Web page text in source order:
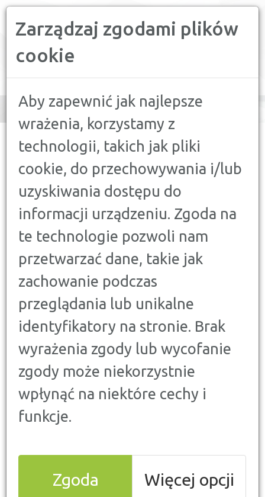
Zarządzaj zgodami plików
cookie
Aby zapewnić jak najlepsze
wrażenia, korzystamy z
technologii, takich jak pliki
cookie, do przechowywania i/lub
uzyskiwania dostępu do
informacji urządzeniu. Zgoda na
te technologie pozwoli nam
przetwarzać dane, takie jak
zachowanie podczas
przeglądania lub unikalne
identyfikatory na stronie. Brak
wyrażenia zgody lub wycofanie
zgody może niekorzystnie
wpłynąć na niektóre cechy i
funkcje.
Zgoda Więcej opcji
navigation
UBEZPIECZYĆ AUTO PRZED WYJAZDEM ZA GRANICĘ?
FINANSE A MOTORYZACJA
JAK UBEZPIECZYĆ AUTO PRZED
WYJAZDEM ZA GRANICĘ?
19 LIPCA 2017
Wybierasz się na zagraniczne wakacje
samochodem? Nie pozwól, aby Twój urlop
zrujnowały problemy techniczne, kłopoty z
policją lub, co gorsza, wysoki mandat. Czy w
takim razie warto wykupić przed wyjazdem
dodatkową polisę ubezpieczeniową? Na co
zwrócić uwagę i jak dobrze przygotować się do
wyprawy?
Przygotowanie samochodu